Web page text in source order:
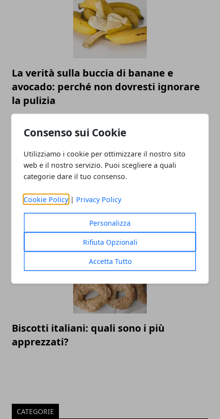
Consenso sui Cookie
Utilizziamo i cookie per ottimizzare il nostro sito
web e il nostro servizio. Puoi scegliere a quali
categorie dare il tuo consenso.
Cookie Policy | Privacy Policy
Personalizza
Rifiuta Opzionali
Accetta Tutto
La verità sulla buccia di banane e
avocado: perché non dovresti ignorare
la pulizia
I migliori dolci fatti in casa da
Biscotti italiani: quali sono i più
apprezzati?
CATEGORIE